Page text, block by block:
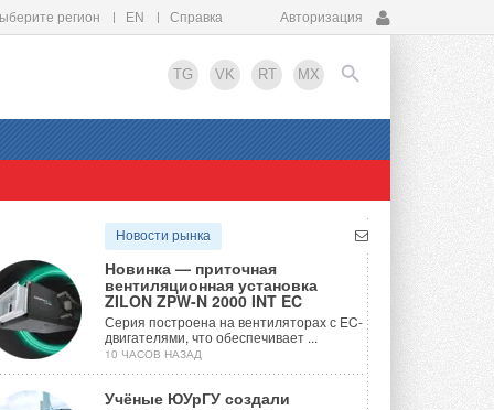
регион EN Справка Авторизация
TG VK RT MX
EN
Новости рынка
Новинка — приточная
вентиляционная установка
ZILON ZPW-N 2000 INT EC
Серия построена на вентиляторах с EC-
двигателями, что обеспечивает ...
10 ЧАСОВ НАЗАД
Учёные ЮУрГУ создали